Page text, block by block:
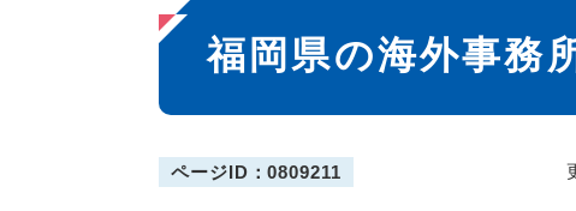
本
文
福岡県の海外事務
ページID：0809211